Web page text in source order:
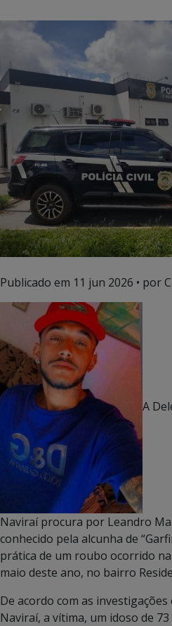
Publicado em 11 jun 2026 • por
A
Naviraí procura por Leandro
conhecido pela alcunha de
prática de um roubo ocorrido
maio deste ano, no bairro
De acordo com as investigações
Naviraí, a vítima, um idoso de